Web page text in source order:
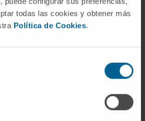
todas las cookies y obtener más
Política de Cookies.
libre, una aplicación
no. Ya en el siglo XIX
redujese los procesos
a meras cadenas de